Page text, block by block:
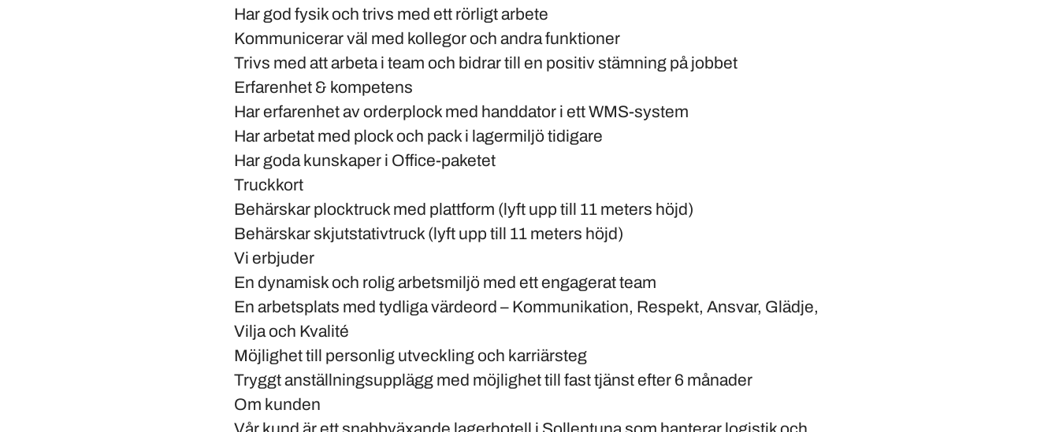
Har god fysik och trivs med ett rörligt arbete
Kommunicerar väl med kollegor och andra funktioner
Trivs med att arbeta i team och bidrar till en positiv stämning på jobbet
Erfarenhet & kompetens
Har erfarenhet av orderplock med handdator i ett WMS-system
Har arbetat med plock och pack i lagermiljö tidigare
Har goda kunskaper i Office-paketet
Truckkort
Behärskar plocktruck med plattform (lyft upp till 11 meters höjd)
Behärskar skjutstativtruck (lyft upp till 11 meters höjd)
Vi erbjuder
En dynamisk och rolig arbetsmiljö med ett engagerat team
En arbetsplats med tydliga värdeord – Kommunikation, Respekt, Ansvar, Glädje,
Vilja och Kvalité
Möjlighet till personlig utveckling och karriärsteg
Tryggt anställningsupplägg med möjlighet till fast tjänst efter 6 månader
Om kunden